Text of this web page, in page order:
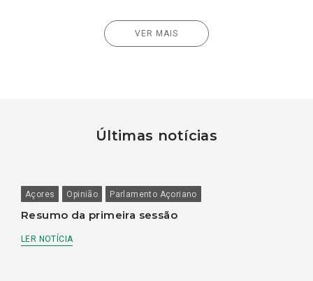
VER MAIS
Últimas notícias
Açores Opinião Parlamento Açoriano
Resumo da primeira sessão
LER NOTÍCIA